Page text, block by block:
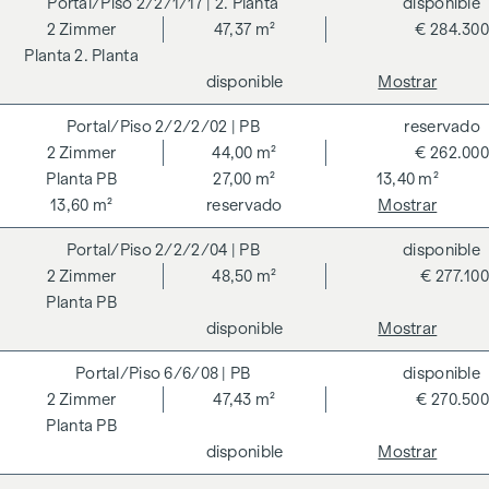
independientes hacen transparente una estrategia holística
de sostenibilidad. El comprador de un condominio
certificado por el DGNB (Consejo Alemán de Construcción
Sostenible) se beneficia de diversas ventajas que abarcan
aspectos ecológicos, económicos y socioculturales. En la
página siguiente encontrará algunas de las principales
ventajas.
COSTES ADICIONALES
En aras del buen orden, nos gustaría señalar que, a menos
que se indique lo contrario en la oferta, se deberá abonar
una comisión al finalizar con éxito la transacción según las
BGBI. 262 y 297/1996 - es decir, el 3% del precio de compra
más el 20% de IVA. Esta obligación de comisión también se
aplica si transmite a terceros la información que se le ha
facilitado. Existe una estrecha relación económica con el
vendedor. Nos gustaría señalar que actuamos como doble
2. Planta
2 Zimmer 47,37 m² € 284.300
disponible Mostrar
2/2/2/02 | PB
PB
2 Zimmer
44,00 m²
27,00 m²
13,40 m²
13,60 m²
€ 262.000
reservado
reservado
Mostrar
2/2/2/04 | PB
PB
2 Zimmer 48,50 m² € 277.100
disponible
disponible
Mostrar
6/6/08 | PB
PB
2 Zimmer 47,43 m² € 270.500
disponible
disponible
Mostrar